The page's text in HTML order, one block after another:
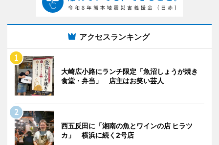
アクセスランキング
大崎広小路にランチ限定「魚沼しょうが焼き
食堂・弁当」 店主はお笑い芸人
西五反田に「湘南の魚とワインの店 ヒラツ
カ」 横浜に続く2号店